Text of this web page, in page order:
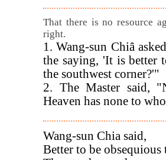
That there is no resource
right.
1. Wang-sun Chiâ
the saying, 'It is better
the southwest corner?'"
2. The Master said,
Heaven has none to
Wang-sun Chia said,
Better to be